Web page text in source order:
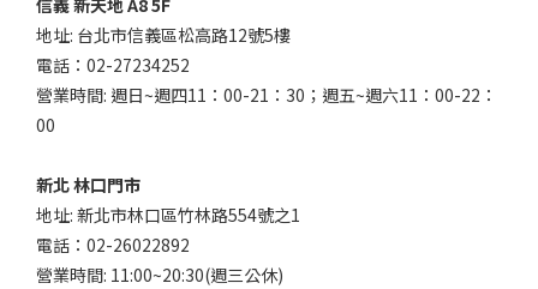
信義 新天地 A8 5F
地址: 台北市信義區松高路12號5樓
電話：02-27234252
營業時間: 週日~週四11：00-21：30；週五~週六11：00-22：
00
新北 林口門市
地址: 新北市林口區竹林路554號之1
電話：02-26022892
營業時間: 11:00~20:30(週三公休)